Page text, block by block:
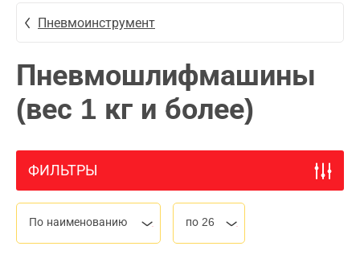
Пневмоинструмент
Пневмошлифмашины
(вес 1 кг и более)
ФИЛЬТРЫ
По наименованию по 26